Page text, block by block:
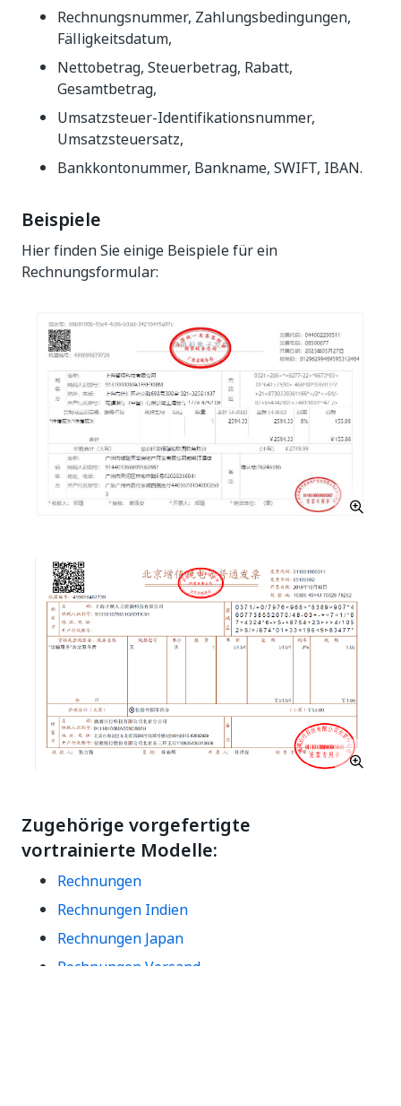
Rechnungsnummer, Zahlungsbedingungen,
Fälligkeitsdatum,
Nettobetrag, Steuerbetrag, Rabatt,
Gesamtbetrag,
Umsatzsteuer-Identifikationsnummer,
Umsatzsteuersatz,
Bankkontonummer, Bankname, SWIFT, IBAN.
Beispiele
Hier finden Sie einige Beispiele für ein
Rechnungsformular:
Zugehörige vorgefertigte
vortrainierte Modelle:
Rechnungen
Rechnungen Indien
Rechnungen Japan
Rechnungen Versand